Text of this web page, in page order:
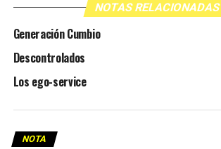
NOTAS RELACIONADAS
Generación Cumbio
Descontrolados
Los ego-service
NOTA